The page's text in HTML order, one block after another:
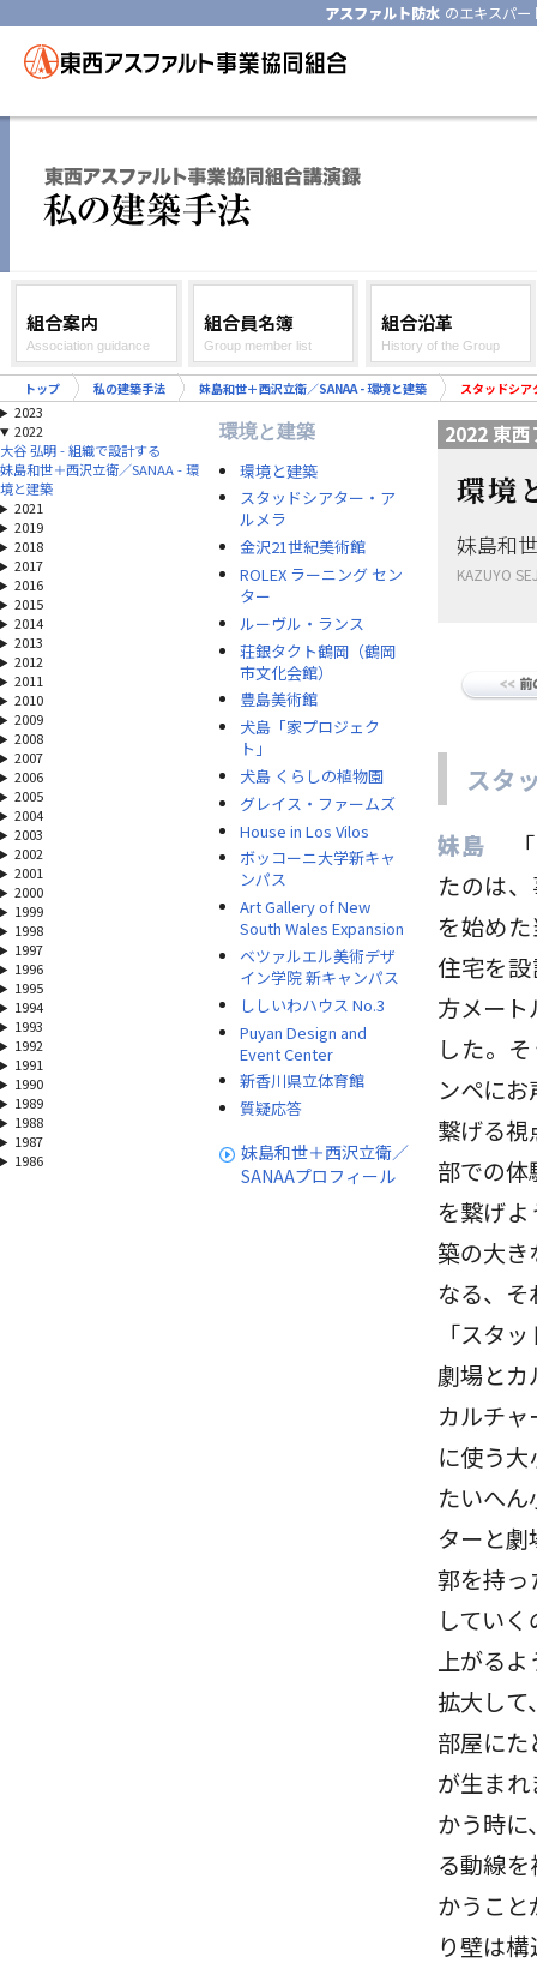
アスファルト防水 のエキスパ
組合案内
Association guidance
組合員名簿
Group member list
組合沿革
History of the Group
トップ 私の建築手法 妹島和世＋西沢立衛／SANAA - 環境と建築 スタッドシ
2023
2022
大谷 弘明 - 組織で設計する
妹島和世＋西沢立衛／SANAA - 環
境と建築
2021
2019
2018
2017
2016
2015
2014
2013
2012
2011
2010
2009
2008
2007
2006
2005
2004
2003
2002
2001
2000
1999
1998
1997
1996
1995
1994
1993
1992
1991
1990
1989
1988
1987
1986
環境と建築
環境と建築
スタッドシアター・ア
ルメラ
金沢21世紀美術館
ROLEX ラーニング セン
ター
ルーヴル・ランス
荘銀タクト鶴岡（鶴岡
市文化会館）
豊島美術館
犬島「家プロジェク
ト」
犬島 くらしの植物園
グレイス・ファームズ
House in Los Vilos
ボッコーニ大学新キャ
ンパス
Art Gallery of New
South Wales Expansion
ベツァルエル美術デザ
イン学院 新キャンパス
ししいわハウス No.3
Puyan Design and
Event Center
新香川県立体育館
質疑応答
妹島和世＋西沢立衛／
SANAAプロフィール
2022 東
環境
妹島和
KAZUYO
スタ
妹島
たのは
を始め
住宅を
方メー
した。
ンペに
繋げる
部での
を繋げ
築の大
なる、
「スタ
劇場とカ
カルチ
に使う
たいへ
ターと
郭を持っ
してい
上がる
拡大して
部屋に
が生ま
かう時
る動線
かうこ
り壁は